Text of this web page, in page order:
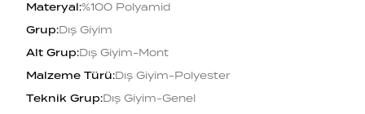
Materyal:%100 Polyamid
Grup:Dış Giyim
Alt Grup:Dış Giyim-Mont
Malzeme Türü:Dış Giyim-Polyester
Teknik Grup:Dış Giyim-Genel